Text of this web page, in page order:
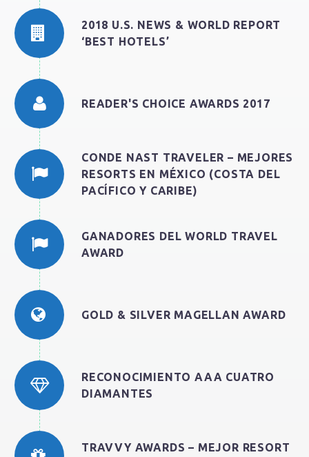
2018 U.S. NEWS & WORLD REPORT
‘BEST HOTELS’
READER'S CHOICE AWARDS 2017
CONDE NAST TRAVELER – MEJORES
RESORTS EN MÉXICO (COSTA DEL
PACÍFICO Y CARIBE)
GANADORES DEL WORLD TRAVEL
AWARD
GOLD & SILVER MAGELLAN AWARD
RECONOCIMIENTO AAA CUATRO
DIAMANTES
TRAVVY AWARDS – MEJOR RESORT